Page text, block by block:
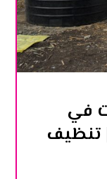
في
|0545307678| تنظيف